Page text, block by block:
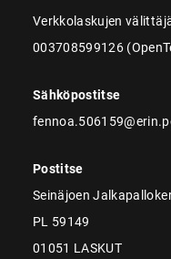
Verkkolaskujen
003708599126
Sähköpostitse
Postitse
Seinäjoen
PL 59149
01051 LASKUT